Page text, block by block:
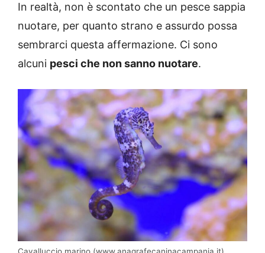
In realtà, non è scontato che un pesce sappia
nuotare, per quanto strano e assurdo possa
sembrarci questa affermazione. Ci sono
alcuni pesci che non sanno nuotare.